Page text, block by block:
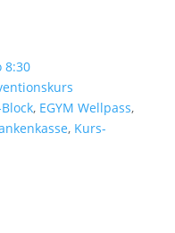
8:30
, EGYM Wellpass,
, Kurs-